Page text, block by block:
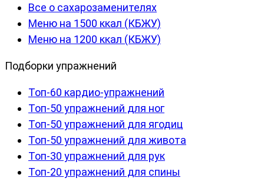
Все о сахарозаменителях
Меню на 1500 ккал (КБЖУ)
Меню на 1200 ккал (КБЖУ)
Подборки упражнений
Топ-60 кардио-упражнений
Топ-50 упражнений для ног
Топ-50 упражнений для ягодиц
Топ-50 упражнений для живота
Топ-30 упражнений для рук
Топ-20 упражнений для спины